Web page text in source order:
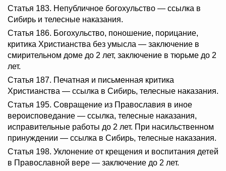
Статья 183. Непубличное богохульство — ссылка в
Сибирь и телесные наказания.
Статья 186. Богохульство, поношение, порицание,
критика Христианства без умысла — заключение в
смирительном доме до 2 лет, заключение в тюрьме до 2
лет.
Статья 187. Печатная и письменная критика
Христианства — ссылка в Сибирь, телесные наказания.
Статья 195. Совращение из Православия в иное
вероисповедание — ссылка, телесные наказания,
исправительные работы до 2 лет. При насильственном
принуждении — ссылка в Сибирь, телесные наказания.
Статья 198. Уклонение от крещения и воспитания детей
в Православной вере — заключение до 2 лет.